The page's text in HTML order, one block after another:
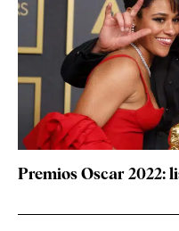
Premios Oscar 2022: